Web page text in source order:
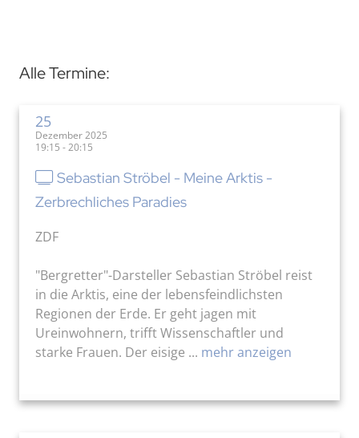
Alle Termine:
25
Dezember 2025
19:15 - 20:15
Sebastian Ströbel - Meine Arktis -
Zerbrechliches Paradies
ZDF
"Bergretter"-Darsteller Sebastian Ströbel reist
in die Arktis, eine der lebensfeindlichsten
Regionen der Erde. Er geht jagen mit
Ureinwohnern, trifft Wissenschaftler und
starke Frauen. Der eisige ... mehr anzeigen